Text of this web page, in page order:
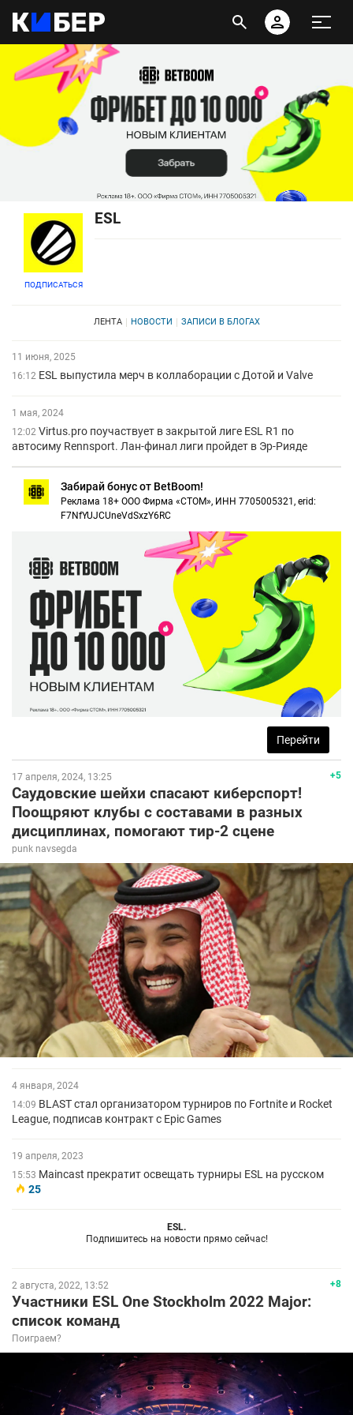
ПОДПИСАТЬСЯ
ESL
ЛЕНТА НОВОСТИ ЗАПИСИ В БЛОГАХ
11 июня, 2025
16:12 ESL выпустила мерч в коллаборации с Дотой и Valve
1 мая, 2024
12:02 Virtus.pro поучаствует в закрытой лиге ESL R1 по
автосиму Rennsport. Лан-финал лиги пройдет в Эр-Рияде
Забирай бонус от BetBoom!
Реклама 18+ ООО Фирма «СТОМ», ИНН 7705005321, erid:
F7NfYUJCUneVdSxzY6RC
Перейти
+5
17 апреля, 2024, 13:25
Саудовские шейхи спасают киберспорт!
Поощряют клубы с составами в разных
дисциплинах, помогают тир-2 сцене
punk navsegda
4 января, 2024
14:09 BLAST стал организатором турниров по Fortnite и Rocket
League, подписав контракт с Epic Games
19 апреля, 2023
15:53 Maincast прекратит освещать турниры ESL на русском
25
ESL.
Подпишитесь на новости прямо сейчас!
+8
2 августа, 2022, 13:52
Участники ESL One Stockholm 2022 Major:
список команд
Поиграем?